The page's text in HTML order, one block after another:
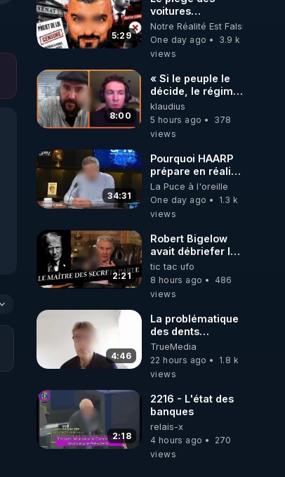
5:29
voitures
électriques se
referme sur les
usagers !
Notre Réalité Est Falsifiée Et
One day ago
3.9 k
views
8:00
« Si le peuple le
décide, le régime
peut tomber
demain ! »
klaudius
5 hours ago
378
views
34:31
Pourquoi HAARP
prépare en réalité
un CHAOS
climatique, on
répond
La Puce à l'oreille
One day ago
1.3 k
views
2:21
Robert Bigelow
avait débriefer le
pédophile
génocidaire de
donald j trump
tic tac ufo
8 hours ago
486
views
4:46
La problématique
des dents
dévitalisées et
des implants
TrueMedia
22 hours ago
1.8 k
views
2:18
2216 - L'état des
banques
relais-x
4 hours ago
270
views